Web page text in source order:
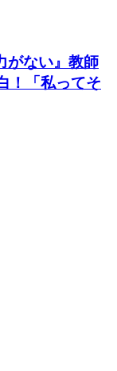
がない』教師
！「私ってそ